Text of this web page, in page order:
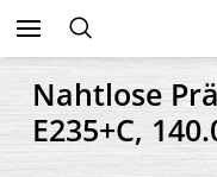
Nahtlose
E235+C,